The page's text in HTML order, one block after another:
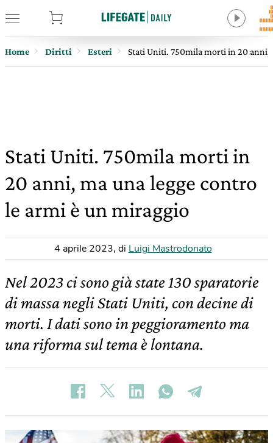
Home Diritti Esteri Stati Uniti. 750mila morti in 20 anni,
Stati Uniti. 750mila morti in
20 anni, ma una legge contro
le armi è un miraggio
4 aprile 2023, di Luigi Mastrodonato
Nel 2023 ci sono già state 130 sparatorie
di massa negli Stati Uniti, con decine di
morti. I dati sono in peggioramento ma
una riforma sul tema è lontana.